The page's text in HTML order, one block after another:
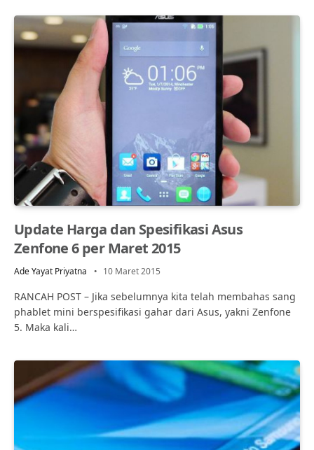
Update Harga dan Spesifikasi Asus
Zenfone 6 per Maret 2015
Ade Yayat Priyatna 10 Maret 2015
RANCAH POST – Jika sebelumnya kita telah membahas sang
phablet mini berspesifikasi gahar dari Asus, yakni Zenfone
5. Maka kali…